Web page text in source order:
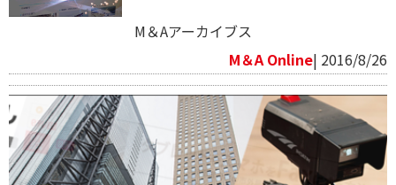
M＆Aアーカイブス
M＆A Online| 2016/8/26